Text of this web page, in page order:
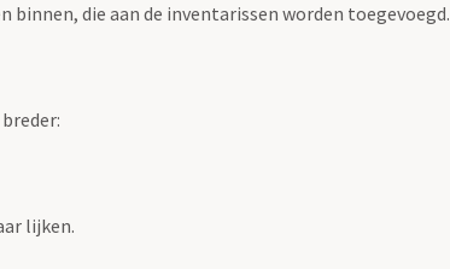
die aan de inventarissen worden toegevoegd.
lijken.